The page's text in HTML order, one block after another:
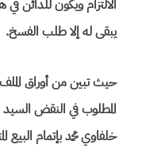
الالتزام ويكون للدائن
يبقى له إلا طلب الفسخ.